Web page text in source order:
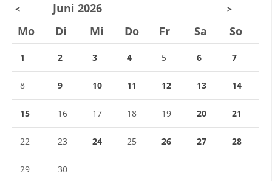
< Juni 2026 >
Mo Di Mi Do Fr Sa So
1 2 3 4 5 6 7
8 9 10 11 12 13 14
15 16 17 18 19 20 21
22 23 24 25 26 27 28
29 30